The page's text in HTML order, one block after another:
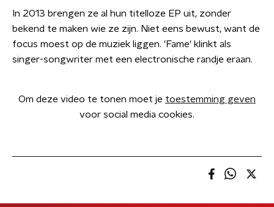
In 2013 brengen ze al hun titelloze EP uit, zonder
bekend te maken wie ze zijn. Niet eens bewust, want de
focus moest op de muziek liggen. 'Fame' klinkt als
singer-songwriter met een electronische randje eraan.
Om deze video te tonen moet je toestemming geven
voor social media cookies.